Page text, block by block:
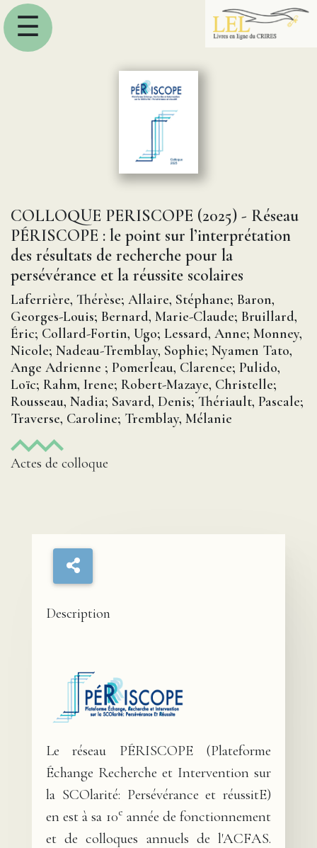
☰
COLLOQUE PERISCOPE (2025) - Réseau
PÉRISCOPE : le point sur l’interprétation
des résultats de recherche pour la
persévérance et la réussite scolaires
Laferrière, Thérèse; Allaire, Stéphane; Baron,
Georges-Louis; Bernard, Marie-Claude; Bruillard,
Éric; Collard-Fortin, Ugo; Lessard, Anne; Monney,
Nicole; Nadeau-Tremblay, Sophie; Nyamen Tato,
Ange Adrienne ; Pomerleau, Clarence; Pulido,
Loïc; Rahm, Irene; Robert-Mazaye, Christelle;
Rousseau, Nadia; Savard, Denis; Thériault, Pascale;
Traverse, Caroline; Tremblay, Mélanie
Actes de colloque
Description
Le réseau PÉRISCOPE (Plateforme
Échange Recherche et Intervention sur
la SCOlarité: Persévérance et réussitE)
en est à sa 10e année de fonctionnement
et de colloques annuels de l'ACFAS.